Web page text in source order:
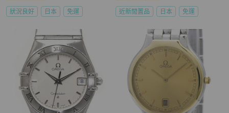
狀況良好 日本 免運 近新閒置品 日本 免運